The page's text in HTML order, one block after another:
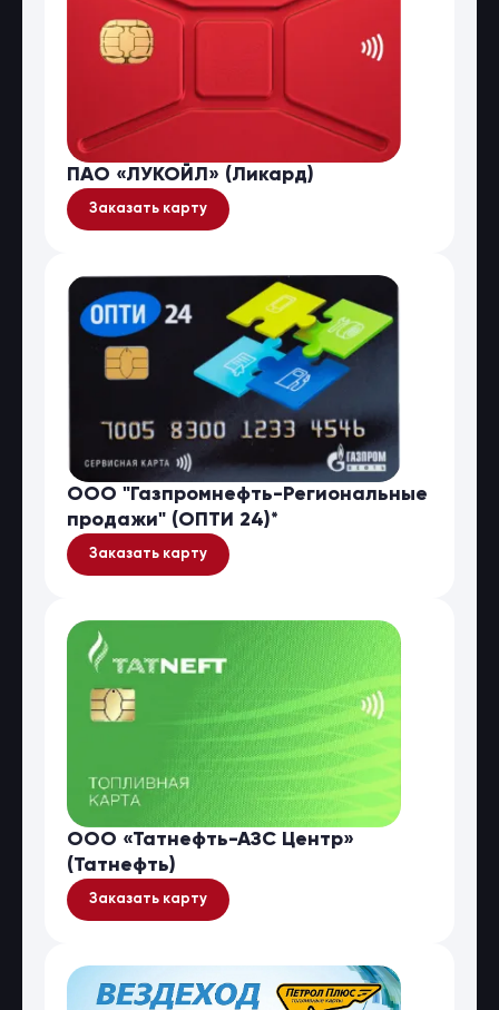
ПАО «ЛУКОЙЛ» (Ликард)
Заказать карту
ООО "Газпромнефть-Региональные
продажи" (ОПТИ 24)*
Заказать карту
ООО «Татнефть-АЗС Центр»
(Татнефть)
Заказать карту